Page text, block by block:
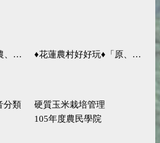
薦 ♦花蓮農村好好玩♦「原、生、慢、活」四條遊程推薦
分類
硬質玉米栽培管理
105年度農民學院